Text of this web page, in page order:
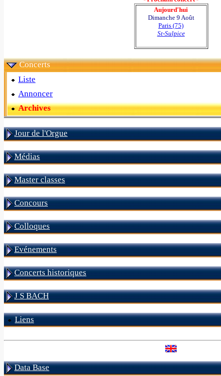
Aujourd'hui
Dimanche 9 Août
Paris (75)
St-Sulpice
Concerts
Liste
Annoncer
Archives
Jour de l'Orgue
Médias
Master classes
Concours
Colloques
Evénements
Concerts historiques
J S BACH
Liens
Data Base